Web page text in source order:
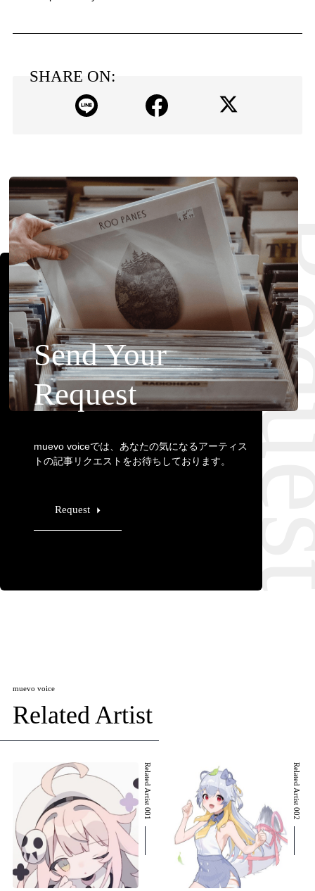
SHARE ON:
Send Your
Request
muevo voiceでは、あなたの気になるアーティス
トの記事リクエストをお待ちしております。
Request
muevo voice
Related Artist
Related Artist 001 Related Artist 002